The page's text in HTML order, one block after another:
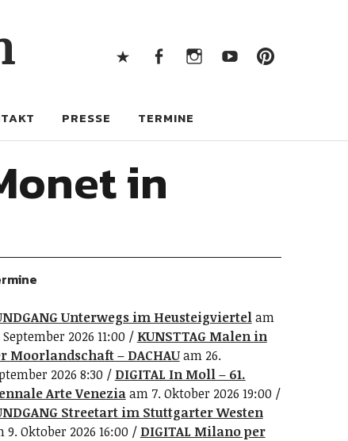
PRESSE TERMINE
in
Unterwegs im Heusteigviertelam
September 2026 11:00
KUNSTTAG Malen in
Moorlandschaft – DACHAUam 26.
2026 8:30
DIGITAL In Moll – 61.
Arte Veneziaam 7. Oktober 2026 19:00
Streetart im Stuttgarter Westen
9. Oktober 2026 16:00
DIGITAL Milano per